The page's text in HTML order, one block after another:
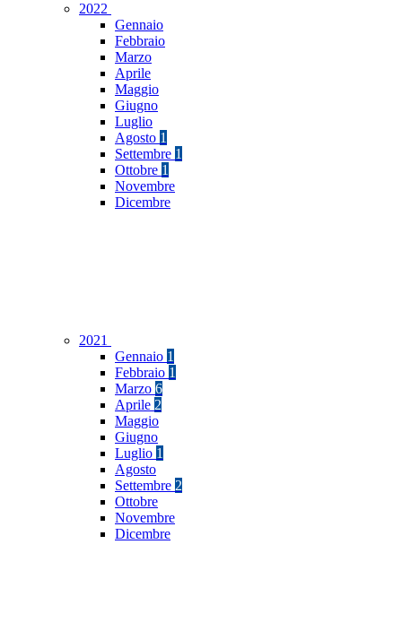
2022
Gennaio
Febbraio
Marzo
Aprile
Maggio
Giugno
Luglio
Agosto 1
Settembre 1
Ottobre 1
Novembre
Dicembre
2021
Gennaio 1
Febbraio 1
Marzo 6
Aprile 2
Maggio
Giugno
Luglio 1
Agosto
Settembre 2
Ottobre
Novembre
Dicembre